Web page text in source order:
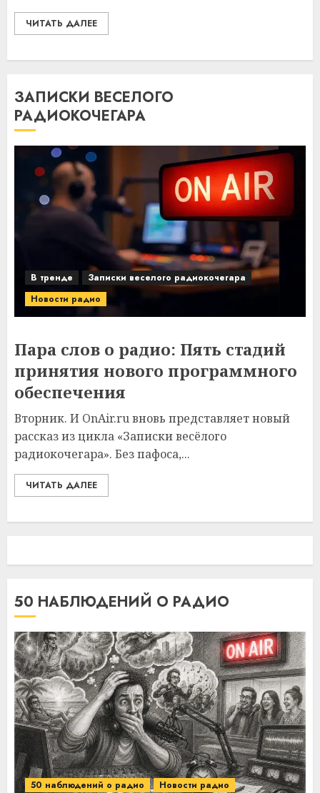
ЧИТАТЬ ДАЛЕЕ
ЗАПИСКИ ВЕСЕЛОГО
РАДИОКОЧЕГАРА
В тренде
Записки веселого радиокочегара
Новости радио
Пара слов о радио: Пять стадий
принятия нового программного
обеспечения
Вторник. И OnAir.ru вновь представляет новый
рассказ из цикла «Записки весёлого
радиокочегара». Без пафоса,...
ЧИТАТЬ ДАЛЕЕ
50 НАБЛЮДЕНИЙ О РАДИО
50 наблюдений о радио Новости радио